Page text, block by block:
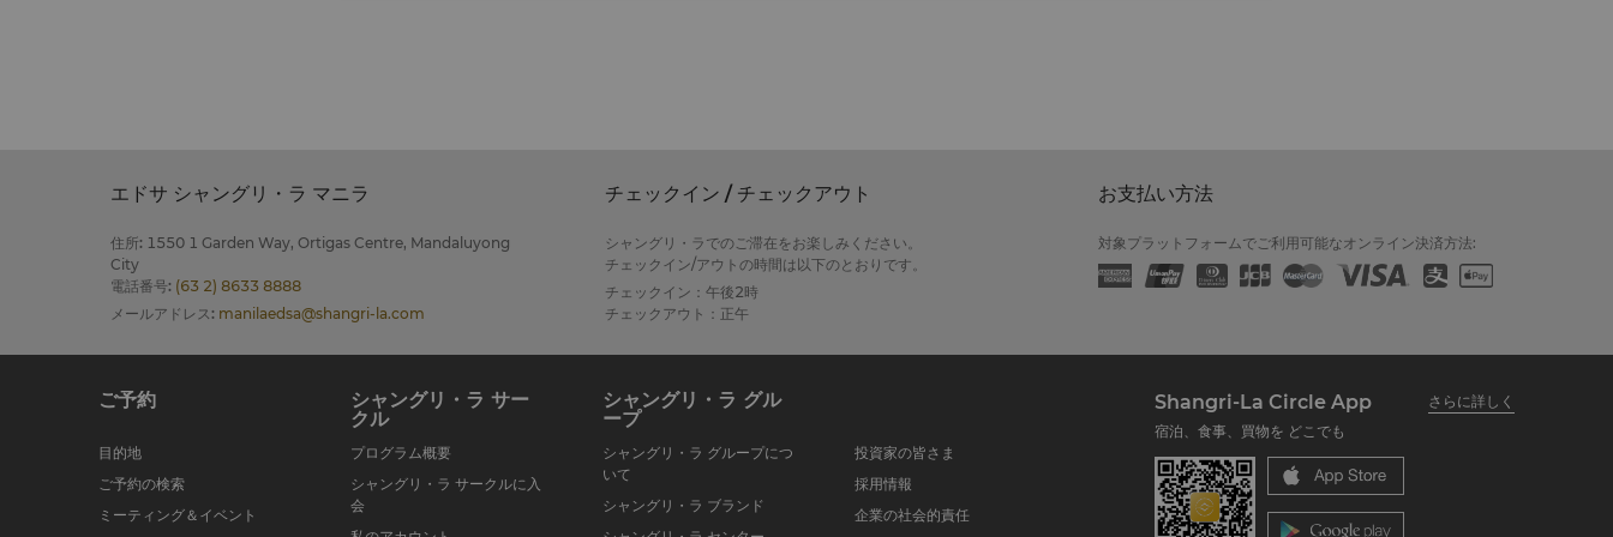
エドサ シャングリ・ラ マニラ
住所: 1550 1 Garden Way, Ortigas Centre, Mandaluyong
City
電話番号: (63 2) 8633 8888
メールアドレス: manilaedsa@shangri-la.com
チェックイン / チェックアウト
シャングリ・ラでのご滞在をお楽しみください。
チェックイン/アウトの時間は以下のとおりです。
チェックイン：午後2時
チェックアウト：正午
お支払い方法
対象プラットフォームでご利用可能なオンライン決済方法:
ご予約
目的地
ご予約の検索
ミーティング＆イベント
シャングリ・ラ サー
クル
プログラム概要
シャングリ・ラ サークルに入
会
シャングリ・ラ グル
ープ
シャングリ・ラ グループにつ
いて
シャングリ・ラ ブランド
投資家の皆さま
採用情報
企業の社会的責任
Shangri-La Circle App
さらに詳しく
宿泊、食事、買物を どこでも